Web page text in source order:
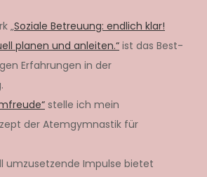
„Soziale Betreuung: endlich klar!
planen und anleiten.“ ist das Best-
Erfahrungen in der
stelle ich mein
der Atemgymnastik für
umzusetzende Impulse bietet